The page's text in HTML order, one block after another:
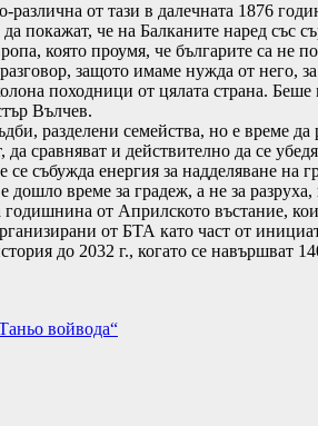
от тази в далечната 1876
покажат, че на Балканите наред
която проумя, че българите са
защото имаме нужда от него, за
походници от цялата страна.
Вълчев.
разделени семейства, но е време
сравняват и действително да се
събужда енергия за надделяване
време за градеж, а не за
от Априлското въстание,
от БТА като част от
до 2032 г., когато се навършват
войвода“